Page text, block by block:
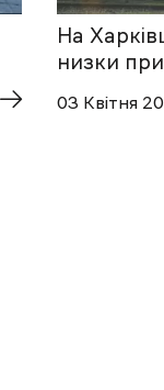
На
низки
03 Квітня